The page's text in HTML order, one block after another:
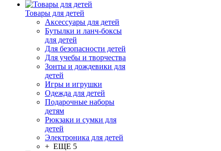
Товары для детей
Аксессуары для детей
Бутылки и ланч-боксы
для детей
Для безопасности детей
Для учебы и творчества
Зонты и дождевики для
детей
Игры и игрушки
Одежда для детей
Подарочные наборы
детям
Рюкзаки и сумки для
детей
Электроника для детей
+ ЕЩЕ 5